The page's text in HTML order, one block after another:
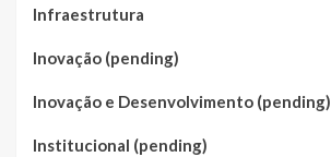
Infraestrutura
Inovação (pending)
Inovação e Desenvolvimento (pending)
Institucional (pending)